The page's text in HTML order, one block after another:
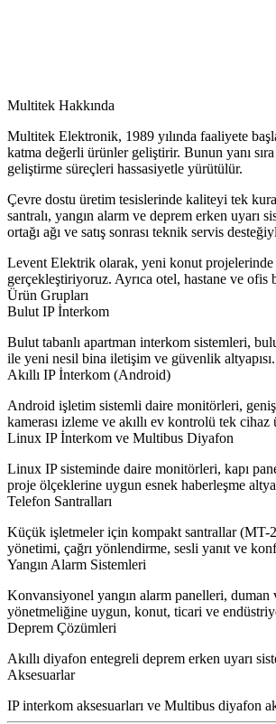
Multitek Hakkında
Multitek Elektronik, 1989 yılında faaliyete
katma değerli ürünler geliştirir. Bunun yanı
geliştirme süreçleri hassasiyetle yürütülür.
Çevre dostu üretim tesislerinde kaliteyi tek
santralı, yangın alarm ve deprem erken
ortağı ağı ve satış sonrası teknik servis
Levent Elektrik olarak, yeni konut
gerçekleştiriyoruz. Ayrıca otel, hastane ve ofis
Ürün Grupları
Bulut IP İnterkom
Bulut tabanlı apartman interkom sistemleri,
ile yeni nesil bina iletişim ve güvenlik
Akıllı IP İnterkom (Android)
Android işletim sistemli daire monitörleri,
kamerası izleme ve akıllı ev kontrolü tek
Linux IP İnterkom ve Multibus Diyafon
Linux IP sisteminde daire monitörleri, kapı
proje ölçeklerine uygun esnek haberleşme
Telefon Santralları
Küçük işletmeler için kompakt santrallar (MT-
yönetimi, çağrı yönlendirme, sesli yanıt ve
Yangın Alarm Sistemleri
Konvansiyonel yangın alarm panelleri, duman
yönetmeliğine uygun, konut, ticari ve
Deprem Çözümleri
Akıllı diyafon entegreli deprem erken uyarı
Aksesuarlar
IP interkom aksesuarları ve Multibus diyafon